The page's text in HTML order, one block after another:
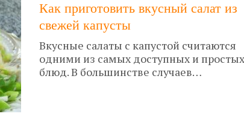
Как приготовить вкусный салат из
свежей капусты
Вкусные салаты с капустой считаются
одними из самых доступных и простых
блюд. В большинстве случаев…